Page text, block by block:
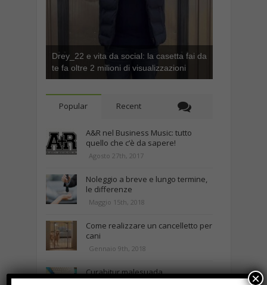
Drey_22 e vita da social: la casetta fai da
te fa oltre 2 milioni di visualizzazioni
Popular Recent
A&R nel Business Music: tutto
quello che c’è da sapere!
Agosto 27th, 2017
Noleggio a breve e lungo termine,
le differenze
Maggio 15th, 2018
Come realizzare un cancelletto per
cani
Gennaio 9th, 2018
Curabitur malesuada ×